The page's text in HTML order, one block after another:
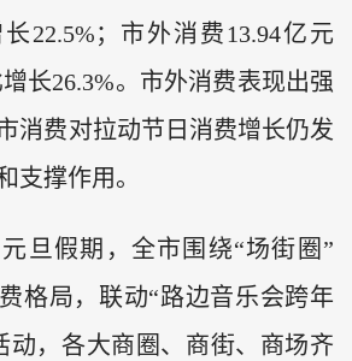
22.5%；市外消费13.94亿元
长26.3%。市外消费表现出强
消费对拉动节日消费增长仍发
支撑作用。
旦假期，全市围绕“场街圈”
格局，联动“路边音乐会跨年
动，各大商圈、商街、商场齐